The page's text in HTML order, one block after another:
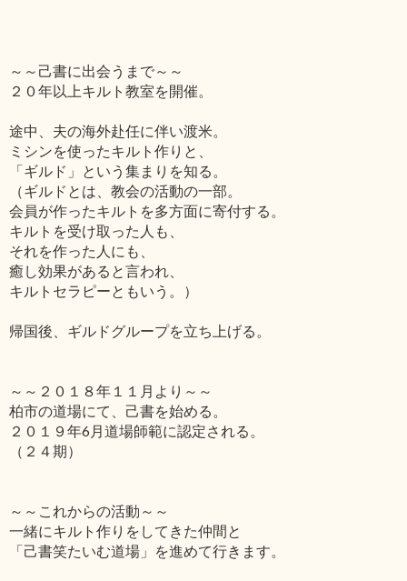
～～己書に出会うまで～～
２０年以上キルト教室を開催。
途中、夫の海外赴任に伴い渡米。
ミシンを使ったキルト作りと、
「ギルド」という集まりを知る。
（ギルドとは、教会の活動の一部。
会員が作ったキルトを多方面に寄付する。
キルトを受け取った人も、
それを作った人にも、
癒し効果があると言われ、
キルトセラピーともいう。）
帰国後、ギルドグループを立ち上げる。
～～２０１８年１１月より～～
柏市の道場にて、己書を始める。
２０１９年6月道場師範に認定される。
（２４期）
～～これからの活動～～
一緒にキルト作りをしてきた仲間と
「己書笑たいむ道場」を進めて行きます。